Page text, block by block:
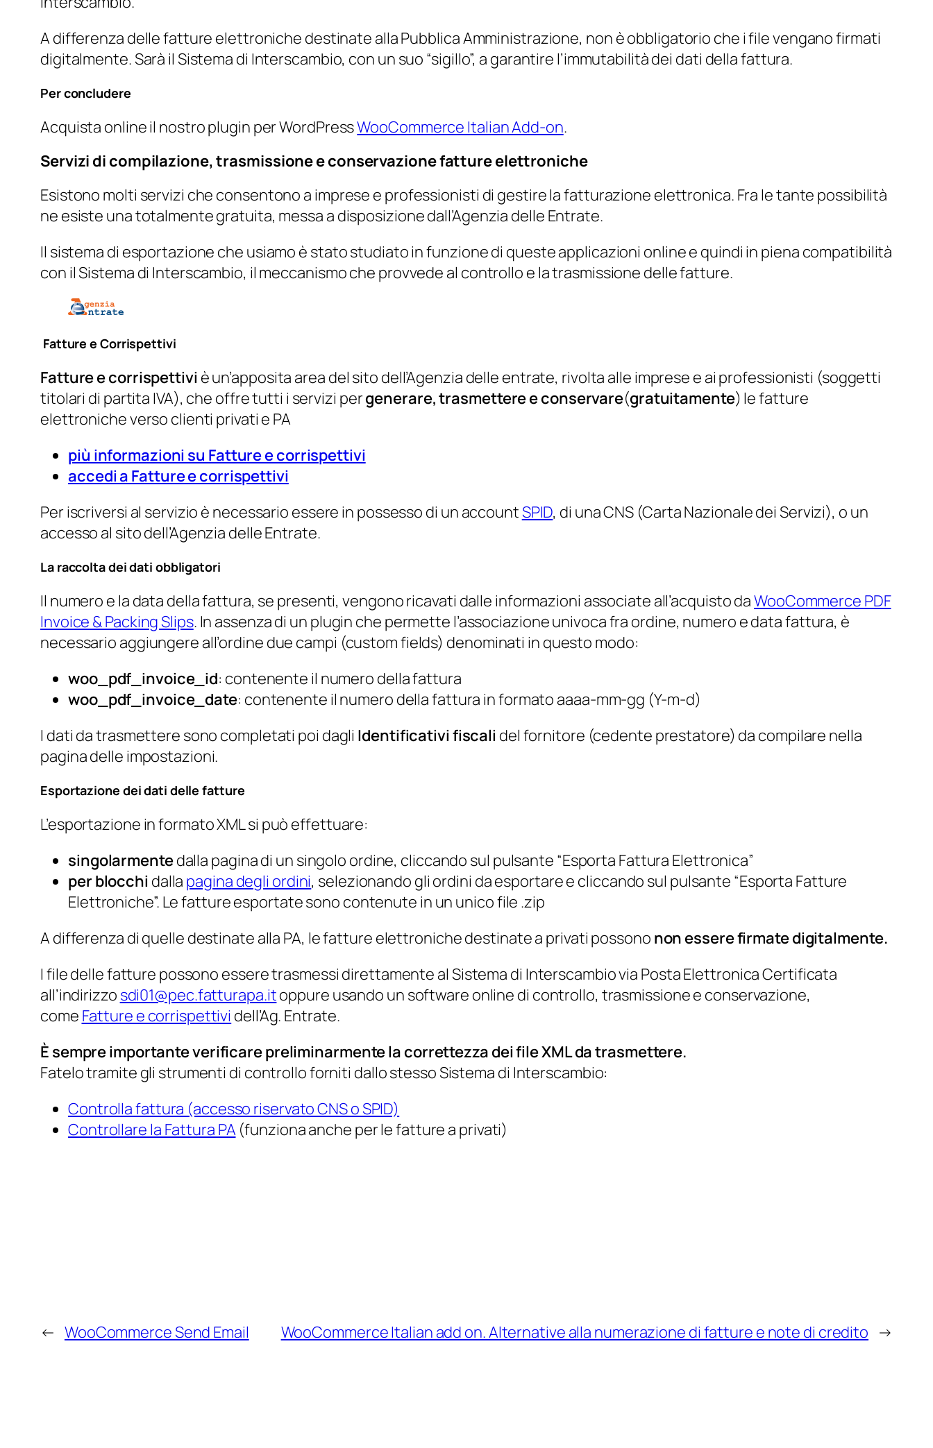
A differenza delle fatture elettroniche destinate alla Pubblica Amministrazione, non è obbligatorio che i file vengano firmati
digitalmente. Sarà il Sistema di Interscambio, con un suo “sigillo”, a garantire l’immutabilità dei dati della fattura.
Per concludere
Acquista online il nostro plugin per WordPressWooCommerce Italian Add-on.
Servizi di compilazione, trasmissione e conservazione fatture elettroniche
Esistono molti servizi che consentono a imprese e professionisti di gestire la fatturazione elettronica. Fra le tante possibilità
ne esiste una totalmente gratuita, messa a disposizione dall’Agenzia delle Entrate.
Il sistema di esportazione che usiamo è stato studiato in funzione di queste applicazioni online e quindi in piena compatibilità
con il Sistema di Interscambio, il meccanismo che provvede al controllo e la trasmissione delle fatture.
Fatture e Corrispettivi
Fatture e corrispettivi è un’apposita area del sito dell’Agenzia delle entrate, rivolta alle imprese e ai professionisti (soggetti
titolari di partita IVA), che offre tutti i servizi pergenerare, trasmettere e conservare(gratuitamente) le fatture
elettroniche verso clienti privati e PA
più informazioni su Fatture e corrispettivi
accedi a Fatture e corrispettivi
Per iscriversi al servizio è necessario essere in possesso di un accountSPID, di una CNS (Carta Nazionale dei Servizi), o un
accesso al sito dell’Agenzia delle Entrate.
La raccolta dei dati obbligatori
Il numero e la data della fattura, se presenti, vengono ricavati dalle informazioni associate all’acquisto daWooCommerce PDF
Invoice & Packing Slips. In assenza di un plugin che permette l’associazione univoca fra ordine, numero e data fattura, è
necessario aggiungere all’ordine due campi (custom fields) denominati in questo modo:
woo_pdf_invoice_id: contenente il numero della fattura
woo_pdf_invoice_date: contenente il numero della fattura in formato aaaa-mm-gg (Y-m-d)
I dati da trasmettere sono completati poi dagli Identificativi fiscali del fornitore (cedente prestatore) da compilare nella
pagina delle impostazioni.
Esportazione dei dati delle fatture
L’esportazione in formato XML si può effettuare:
singolarmentedalla pagina di un singolo ordine, cliccando sul pulsante “Esporta Fattura Elettronica”
per blocchi dalla pagina degli ordini, selezionando gli ordini da esportare e cliccando sul pulsante “Esporta Fatture
Elettroniche”. Le fatture esportate sono contenute in un unico file .zip
A differenza di quelle destinate alla PA, le fatture elettroniche destinate a privati possono non essere firmate digitalmente.
I file delle fatture possono essere trasmessi direttamente al Sistema di Interscambio via Posta Elettronica Certificata
all’indirizzo sdi01@pec.fatturapa.itoppure usando un software online di controllo, trasmissione e conservazione,
come Fatture e corrispettivi dell’Ag. Entrate.
È sempre importante verificare preliminarmente la correttezza dei file XML da trasmettere.
Fatelo tramite gli strumenti di controllo forniti dallo stesso Sistema di Interscambio:
Controlla fattura (accesso riservato CNS o SPID)
Controllare la Fattura PA (funziona anche per le fatture a privati)
← WooCommerce Send Email WooCommerce Italian add on. Alternative alla numerazione di fatture e note di credito →